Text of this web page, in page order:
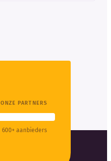
ONZE PARTNERS
600+ aanbieders